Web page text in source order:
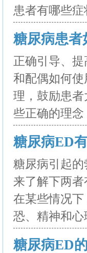
患者有哪些症
糖尿病患者
正确引导、
和配偶如何
理，鼓励患
些正确的理念
糖尿病ED
糖尿病引起
来了解下两
在某些情况
恐、精神和心
糖尿病ED